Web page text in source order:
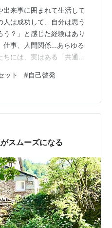
来事に囲まれて生活して
は成功して、自分は思う
？」と感じた経験はあり
仕事、人間関係…あらゆる
には、実はある「共通
十年にわたる研究や、実
たのは、成功者には無意
」があるということです。
行動に取り入れることで、
できるようになります。
ット #自己啓発
スムーズになる